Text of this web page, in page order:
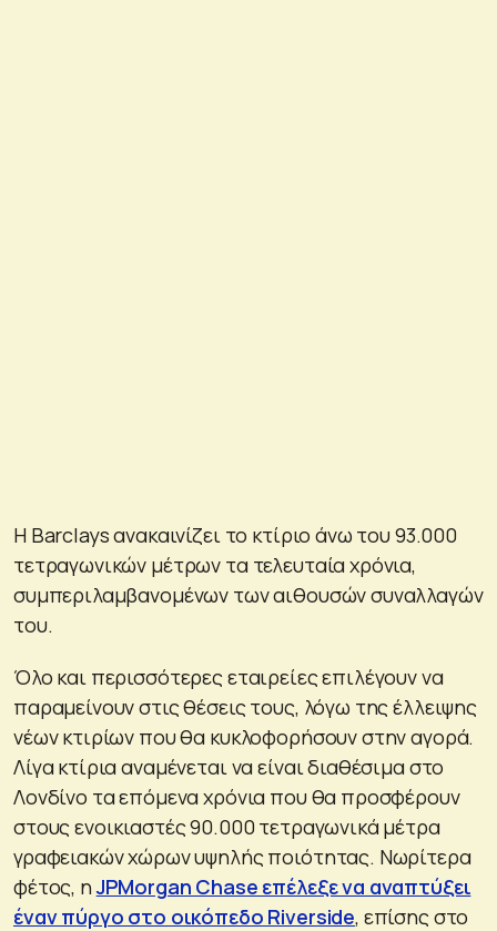
Η Barclays ανακαινίζει το κτίριο άνω του 93.000
τετραγωνικών μέτρων τα τελευταία χρόνια,
συμπεριλαμβανομένων των αιθουσών συναλλαγών
του.
Όλο και περισσότερες εταιρείες επιλέγουν να
παραμείνουν στις θέσεις τους, λόγω της έλλειψης
νέων κτιρίων που θα κυκλοφορήσουν στην αγορά.
Λίγα κτίρια αναμένεται να είναι διαθέσιμα στο
Λονδίνο τα επόμενα χρόνια που θα προσφέρουν
στους ενοικιαστές 90.000 τετραγωνικά μέτρα
γραφειακών χώρων υψηλής ποιότητας. Νωρίτερα
φέτος, ηJPMorgan Chase επέλεξε να αναπτύξει
έναν πύργο στο οικόπεδο Riverside, επίσης στο